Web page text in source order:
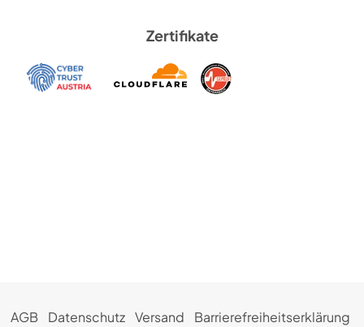
Zertifikate
AGB Datenschutz Versand
Barrierefreiheitserklärung